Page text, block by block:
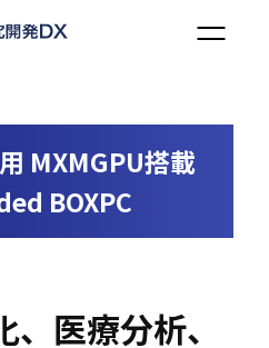
MXMGPU搭載
BOXPC
医療分析、